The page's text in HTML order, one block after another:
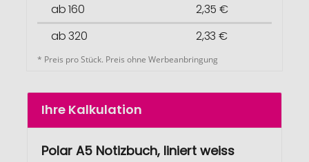
ab 160
2,35 €
ab 320
2,33 €
* Preis pro Stück. Preis ohne Werbeanbringung
Ihre Kalkulation
Polar A5 Notizbuch, liniert weiss